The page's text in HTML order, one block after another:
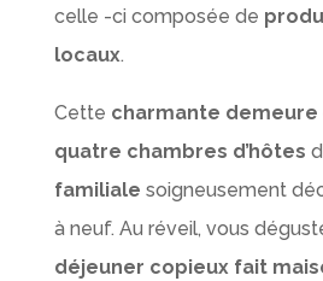
celle -ci composée de
locaux.
Cette charmante demeure
quatre chambres d’hôtes
familiale soigneusement
à neuf. Au réveil, vous
déjeuner copieux fait